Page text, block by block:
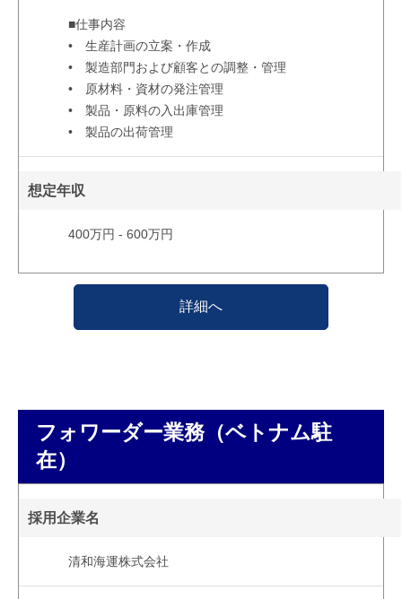
■仕事内容
• 生産計画の立案・作成
• 製造部門および顧客との調整・管理
• 原材料・資材の発注管理
• 製品・原料の入出庫管理
• 製品の出荷管理
想定年収
400万円 - 600万円
詳細へ
フォワーダー業務（ベトナム駐
在）
採用企業名
清和海運株式会社